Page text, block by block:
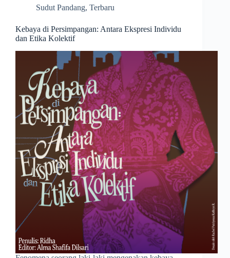
Sudut Pandang, Terbaru
Kebaya di Persimpangan: Antara Ekspresi Individu
dan Etika Kolektif